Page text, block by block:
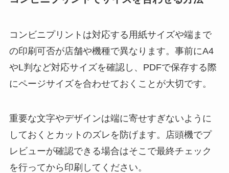
コンビニプリントは対応する用紙サイズや端まで
の印刷可否が店舗や機種で異なります。事前にA4
やL判など対応サイズを確認し、PDFで保存する際
にページサイズを合わせておくことが大切です。
重要な文字やデザインは端に寄せすぎないように
しておくとカットのズレを防げます。店頭機でプ
レビューが確認できる場合はそこで最終チェック
を行ってから印刷してください。